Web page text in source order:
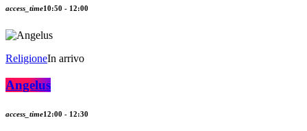
access_time10:50 - 12:00
ReligioneIn arrivo
Angelus
access_time12:00 - 12:30